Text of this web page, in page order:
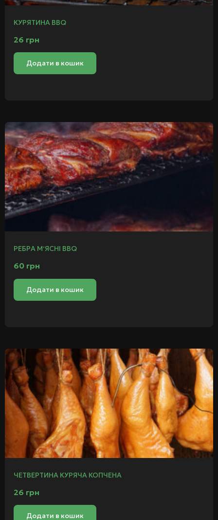
КУРЯТИНА BBQ
26 грн
Додати в кошик
РЕБРА МʼЯСНІ BBQ
60 грн
Додати в кошик
ЧЕТВЕРТИНА КУРЯЧА КОПЧЕНА
26 грн
Додати в кошик